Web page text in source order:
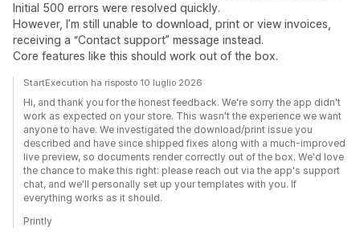
Initial 500 errors were resolved quickly.
However, I’m still unable to download, print or view invoices,
receiving a “Contact support” message instead.
Core features like this should work out of the box.
StartExecution ha risposto 10 luglio 2026
Hi, and thank you for the honest feedback. We're sorry the app didn't
work as expected on your store. This wasn't the experience we want
anyone to have. We investigated the download/print issue you
described and have since shipped fixes along with a much-improved
live preview, so documents render correctly out of the box. We'd love
the chance to make this right: please reach out via the app's support
chat, and we'll personally set up your templates with you. If
everything works as it should.
Printly